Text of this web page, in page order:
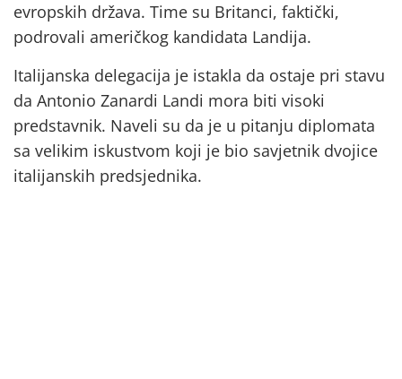
evropskih država. Time su Britanci, faktički,
podrovali američkog kandidata Landija.
Italijanska delegacija je istakla da ostaje pri stavu
da Antonio Zanardi Landi mora biti visoki
predstavnik. Naveli su da je u pitanju diplomata
sa velikim iskustvom koji je bio savjetnik dvojice
italijanskih predsjednika.